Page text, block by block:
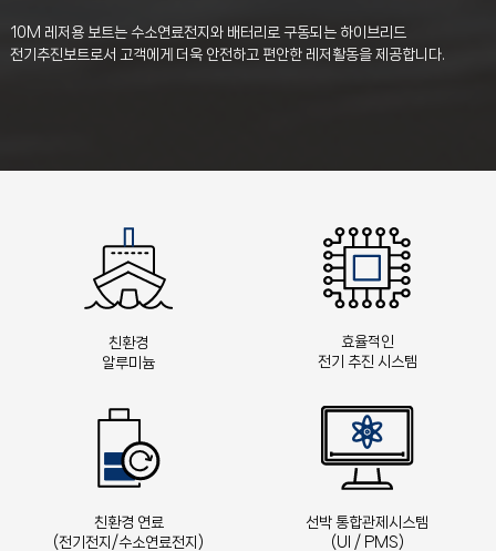
10M 레저용 보트는 수소연료전지와 배터리로 구동되는 하이브리드
전기추진보트로서 고객에게 더욱 안전하고 편안한 레저활동을 제공합니다.
친환경
알루미늄
효율적인
전기 추진 시스템
친환경 연료
(전기전지/수소연료전지)
선박 통합관제시스템
(UI / PMS)